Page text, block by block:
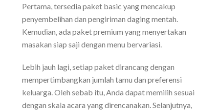
Pertama, tersedia paket basic yang mencakup
penyembelihan dan pengiriman daging mentah.
Kemudian, ada paket premium yang menyertakan
masakan siap saji dengan menu bervariasi.
Lebih jauh lagi, setiap paket dirancang dengan
mempertimbangkan jumlah tamu dan preferensi
keluarga. Oleh sebab itu, Anda dapat memilih sesuai
dengan skala acara yang direncanakan. Selanjutnya,